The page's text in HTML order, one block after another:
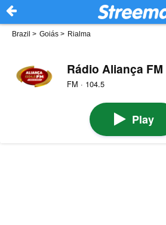
Brazil > Goiás > Rialma
Rádio Aliança FM
FM · 104.5
Play